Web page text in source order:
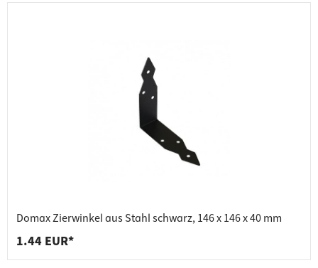
Domax Zierwinkel aus Stahl schwarz, 146 x 146 x 40 mm
1.44 EUR*